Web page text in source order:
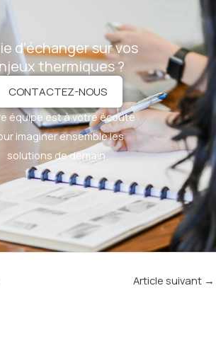
d’échanger sur vos
thermiques ?
CONTACTEZ-NOUS
équipe est à votre écoute
imaginer ensemble les
solutions de demain.
Article suivant →